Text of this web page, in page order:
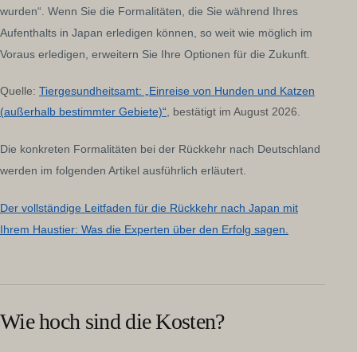
wurden“. Wenn Sie die Formalitäten, die Sie während Ihres
Aufenthalts in Japan erledigen können, so weit wie möglich im
Voraus erledigen, erweitern Sie Ihre Optionen für die Zukunft.
Quelle: Tiergesundheitsamt: „Einreise von Hunden und Katzen
(außerhalb bestimmter Gebiete)“ , bestätigt im August 2026.
Die konkreten Formalitäten bei der Rückkehr nach Deutschland
werden im folgenden Artikel ausführlich erläutert.
Der vollständige Leitfaden für die Rückkehr nach Japan mit
Ihrem Haustier: Was die Experten über den Erfolg sagen.
Wie hoch sind die Kosten?